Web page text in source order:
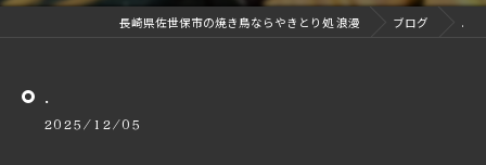
長崎県佐世保市の焼き鳥ならやきとり処 浪漫 ブログ .
.
2025/12/05